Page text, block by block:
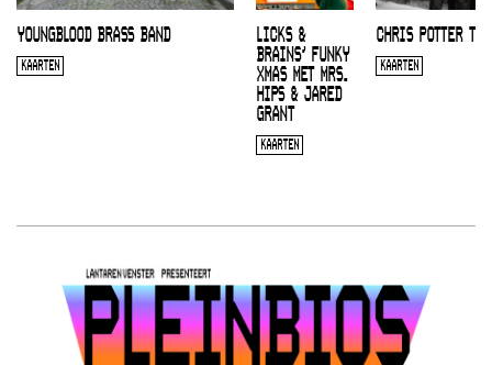
YOUNGBLOOD BRASS BAND
KAARTEN
LICKS &
BRAINS’ FUNKY
XMAS MET MRS.
HIPS & JARED
GRANT
KAARTEN
CHRIS POTTER
KAARTEN